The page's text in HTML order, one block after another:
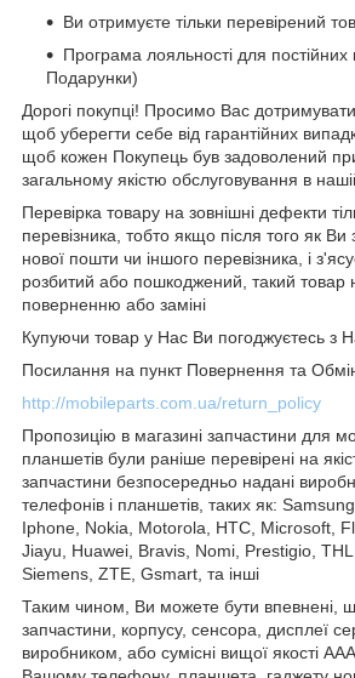
Ви отримуєте тільки перевірений
Програма лояльності для постійних
Подарунки)
Дорогі покупці! Просимо Вас
щоб уберегти себе від гарантійних
щоб кожен Покупець був задоволений
загальному якістю обслуговування в
Перевірка товару на зовнішні дефекти
перевізника, тобто якщо після того як Ви
нової пошти чи іншого перевізника, і
розбитий або пошкоджений, такий товар
поверненню або заміні
Купуючи товар у Нас Ви погоджуєтесь з
Посилання на пункт Повернення та
http://mobileparts.com.ua/return_policy
Пропозицію в магазині запчастини для
планшетів були раніше перевірені на
запчастини безпосередньо надані
телефонів і планшетів, таких як:
Iphone, Nokia, Motorola, HTC, Microsoft,
Jiayu, Huawei, Bravis, Nomi, Prestigio,
Siemens, ZTE, Gsmart, та інші
Таким чином, Ви можете бути впевнені,
запчастини, корпусу, сенсора, дисплеї
виробником, або сумісні вищої якості